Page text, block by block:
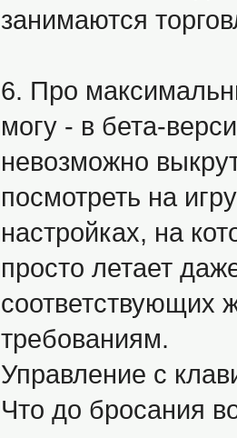
занимаются
6. Про
могу - в бета-
невозможно
посмотреть на
настройках, на
просто летает
соответствующих
требованиям.
Управление с
Что до бросания